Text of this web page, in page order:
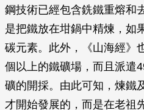
鋼技術已經包含銑鐵重熔和
是把鐵放在坩鍋中精煉，如
碳元素。此外，《山海經》
個以上的鐵礦場，而且派遣
礦的開採。由此可知，煉鐵
才開始發展的，而是在老祖